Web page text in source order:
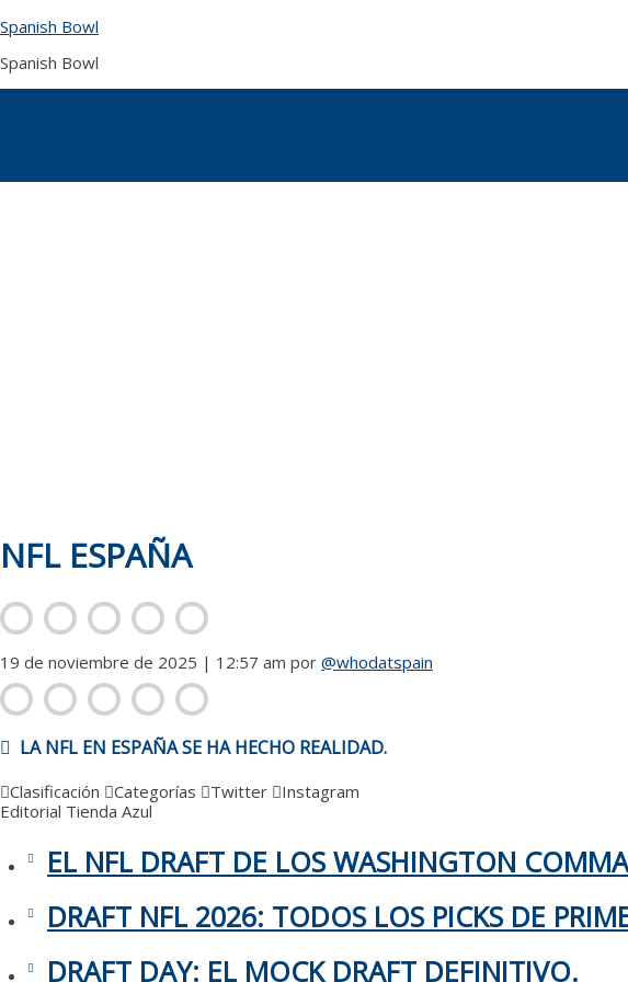
to
Spanish Bowl
Spanish Bowl
NFL ESPAÑA
19 de noviembre de 2025 | 12:57 am por @whodatspain
NAVEGACIÓN
DE
ENTRADAS
LA NFL EN ESPAÑA SE HA HECHO REALIDAD.
Clasificación Categorías Twitter
Instagram
Editorial Tienda Azul
EL NFL DRAFT DE LOS WASHINGTON
DRAFT NFL 2026: TODOS LOS PICKS DE
DRAFT DAY: EL MOCK DRAFT DEFINITIVO.